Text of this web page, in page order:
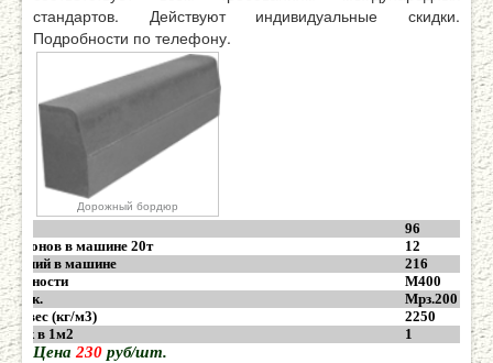
стандартов. Действуют индивидуальные скидки.
Подробности по телефону.
Дорожный бордюр
96
в машине 20т
12
в машине
216
М400
Мрз.200
вес (кг/м3)
2250
в 1м2
1
Цена 230 руб/шт.